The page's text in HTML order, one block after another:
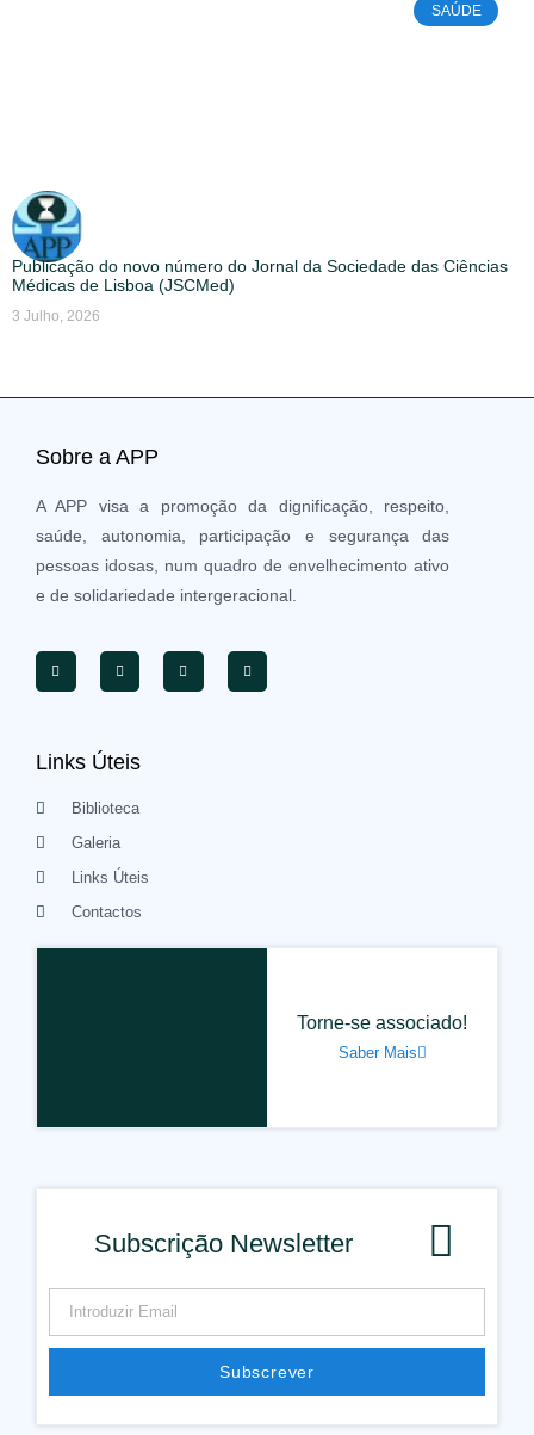
SAÚDE
Publicação do novo número do Jornal da Sociedade das Ciências
Médicas de Lisboa (JSCMed)
3 Julho, 2026
Sobre a APP
A APP visa a promoção da dignificação, respeito,
saúde, autonomia, participação e segurança das
pessoas idosas, num quadro de envelhecimento ativo
e de solidariedade intergeracional.
Links Úteis
Biblioteca
Galeria
Links Úteis
Contactos
Torne-se associado!
Saber Mais
Subscrição Newsletter
Subscrever